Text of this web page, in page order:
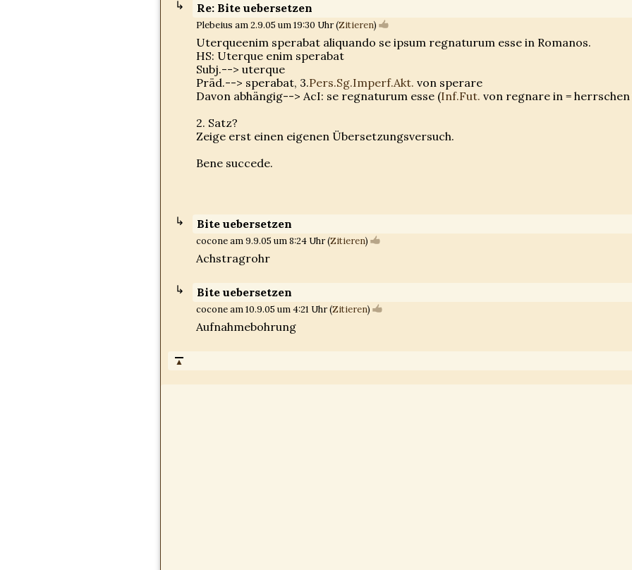
Re: Bite uebersetzen
Plebeius am 2.9.05 um 19:30 Uhr (Zitieren)
Uterqueenim sperabat aliquando se ipsum regnaturum esse in Romanos.
HS: Uterque enim sperabat
Subj.--> uterque
Präd.--> sperabat, 3.Pers.Sg.Imperf.Akt. von sperare
Davon abhängig--> AcI: se regnaturum esse (Inf.Fut. von regnare in =
2. Satz?
Zeige erst einen eigenen Übersetzungsversuch.
Bene succede.
Bite uebersetzen
cocone am 9.9.05 um 8:24 Uhr (Zitieren)
Achstragrohr
Bite uebersetzen
cocone am 10.9.05 um 4:21 Uhr (Zitieren)
Aufnahmebohrung
▲